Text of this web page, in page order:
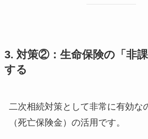
3. 対策②：生命保険の「非
する
二次相続対策として非常に有効な
（死亡保険金）の活用です。